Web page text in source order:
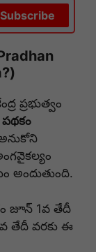
Subscribe
ప్రభుత్వం
అందుతుంది.
జూన్ 1వ తేదీ
తేదీ వరకు ఈ